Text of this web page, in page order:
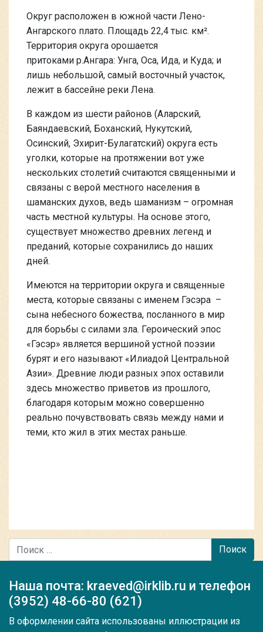
Округ расположен в южной части Лено-
Ангарского плато. Площадь 22,4 тыс. км².
Территория округа орошается
притоками р.Ангара: Унга, Оса, Ида, и Куда; и
лишь небольшой, самый восточный участок,
лежит в бассейне реки Лена.
В каждом из шести районов (Аларский,
Баяндаевский, Боханский, Нукутский,
Осинский, Эхирит-Булагатский) округа есть
уголки, которые на протяжении вот уже
нескольких столетий считаются священными и
связаны с верой местного населения в
шаманских духов, ведь шаманизм – огромная
часть местной культуры. На основе этого,
существует множество древних легенд и
преданий, которые сохранились до наших
дней.
Имеются на территории округа и священные
места, которые связаны с именем Гэсэра –
сына небесного божества, посланного в мир
для борьбы с силами зла. Героический эпос
«Гэсэр» является вершиной устной поэзии
бурят и его называют «Илиадой Центральной
Азии». Древние люди разных эпох оставили
здесь множество приветов из прошлого,
благодаря которым можно совершенно
реально почувствовать связь между нами и
теми, кто жил в этих местах раньше.
Поиск
Наша почта: kraeved@irklib.ru и телефон
(3952) 48-66-80 (621)
В оформлении сайта использованы иллюстрации из